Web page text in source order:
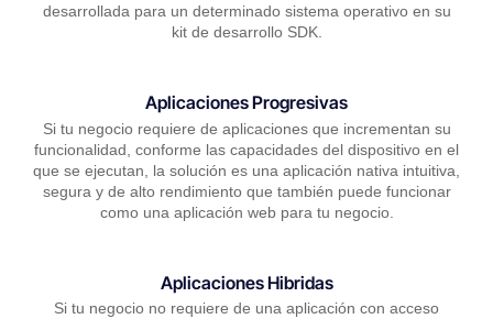
desarrollada para un determinado sistema operativo en su
kit de desarrollo SDK.
Aplicaciones Progresivas
Si tu negocio requiere de aplicaciones que incrementan su
funcionalidad, conforme las capacidades del dispositivo en el
que se ejecutan, la solución es una aplicación nativa intuitiva,
segura y de alto rendimiento que también puede funcionar
como una aplicación web para tu negocio.
Aplicaciones Hibridas
Si tu negocio no requiere de una aplicación con acceso